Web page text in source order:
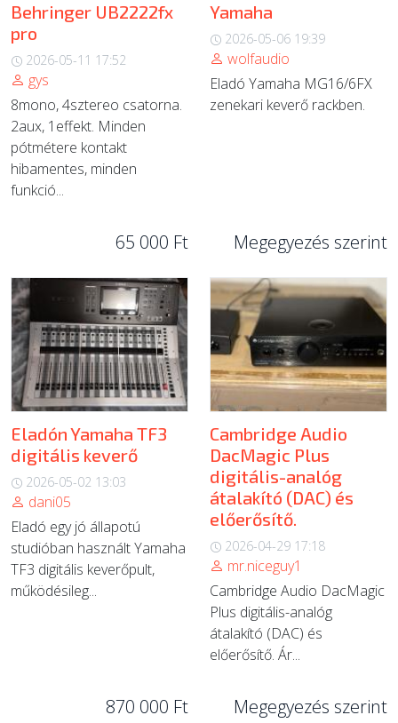
Behringer UB2222fx
pro
2026-05-11 17:52
gys
8mono, 4sztereo csatorna.
2aux, 1effekt. Minden
pótmétere kontakt
hibamentes, minden
funkció...
65 000 Ft
Yamaha
2026-05-06 19:39
wolfaudio
Eladó Yamaha MG16/6FX
zenekari keverő rackben.
Megegyezés szerint
Eladón Yamaha TF3
digitális keverő
2026-05-02 13:03
dani05
Eladó egy jó állapotú
studióban használt Yamaha
TF3 digitális keverőpult,
működésileg...
870 000 Ft
Cambridge Audio
DacMagic Plus
digitális-analóg
átalakító (DAC) és
előerősítő.
2026-04-29 17:18
mr.niceguy1
Cambridge Audio DacMagic
Plus digitális-analóg
átalakító (DAC) és
előerősítő. Ár...
Megegyezés szerint